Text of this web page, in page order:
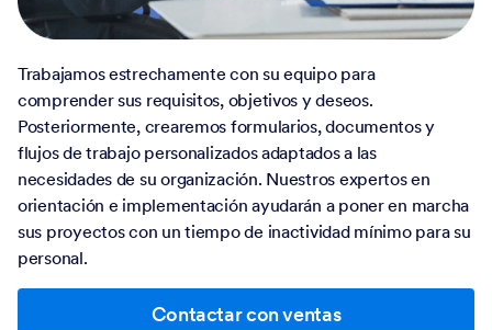
Trabajamos estrechamente con su equipo para
comprender sus requisitos, objetivos y deseos.
Posteriormente, crearemos formularios, documentos y
flujos de trabajo personalizados adaptados a las
necesidades de su organización. Nuestros expertos en
orientación e implementación ayudarán a poner en marcha
sus proyectos con un tiempo de inactividad mínimo para su
personal.
Contactar con ventas